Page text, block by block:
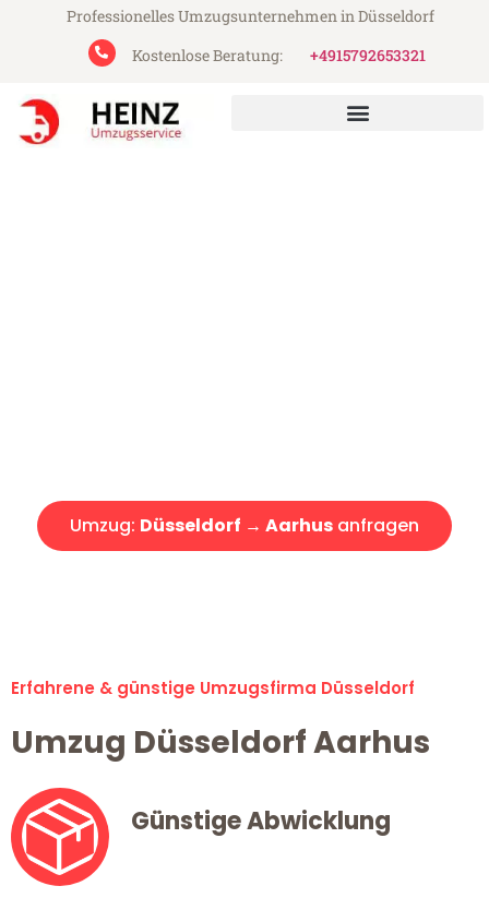
Professionelles Umzugsunternehmen in Düsseldorf
Kostenlose Beratung:
+4915792653321
Umzug: Düsseldorf → Aarhus anfragen
Erfahrene & günstige Umzugsfirma Düsseldorf
Umzug Düsseldorf Aarhus
Günstige Abwicklung